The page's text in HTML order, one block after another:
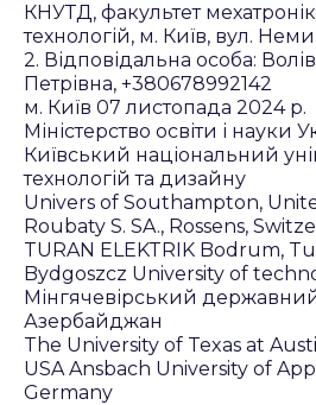
КНУТД, факультет
технологій, м. Київ, вул.
2. Відповідальна особа:
Петрівна, +380678992142
м. Київ 07 листопада 2024 р.
Міністерство освіти і науки
Київський національний
технологій та дизайну
Univers of Southampton,
Roubaty S. SA., Rossens,
TURAN ELEKTRIK Bodrum,
Bydgoszcz University of
Мінгячевірський державний
Азербайджан
The University of Texas at
USA Ansbach University of
Germany